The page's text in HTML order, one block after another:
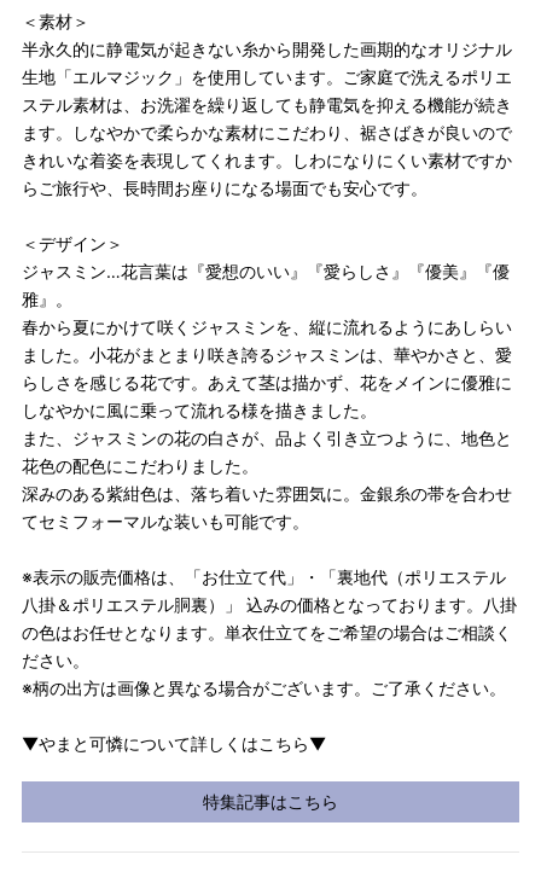
＜素材＞
半永久的に静電気が起きない糸から開発した画期的なオリジナル
生地「エルマジック」を使用しています。ご家庭で洗えるポリエ
ステル素材は、お洗濯を繰り返しても静電気を抑える機能が続き
ます。しなやかで柔らかな素材にこだわり、裾さばきが良いので
きれいな着姿を表現してくれます。しわになりにくい素材ですか
らご旅行や、長時間お座りになる場面でも安心です。
＜デザイン＞
ジャスミン…花言葉は『愛想のいい』『愛らしさ』『優美』『優
雅』。
春から夏にかけて咲くジャスミンを、縦に流れるようにあしらい
ました。小花がまとまり咲き誇るジャスミンは、華やかさと、愛
らしさを感じる花です。あえて茎は描かず、花をメインに優雅に
しなやかに風に乗って流れる様を描きました。
また、ジャスミンの花の白さが、品よく引き立つように、地色と
花色の配色にこだわりました。
深みのある紫紺色は、落ち着いた雰囲気に。金銀糸の帯を合わせ
てセミフォーマルな装いも可能です。
※表示の販売価格は、「お仕立て代」・「裏地代（ポリエステル
八掛＆ポリエステル胴裏）」 込みの価格となっております。八掛
の色はお任せとなります。単衣仕立てをご希望の場合はご相談く
ださい。
※柄の出方は画像と異なる場合がございます。ご了承ください。
▼やまと可憐について詳しくはこちら▼
特集記事はこちら